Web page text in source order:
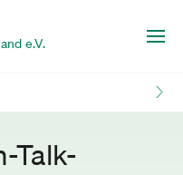
e.V.
Talk-